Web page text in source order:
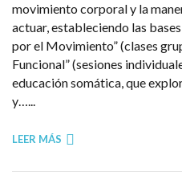
movimiento corporal y la
actuar, estableciendo las
por el Movimiento” (clases
Funcional” (sesiones
educación somática, que
y…...
LEER MÁS